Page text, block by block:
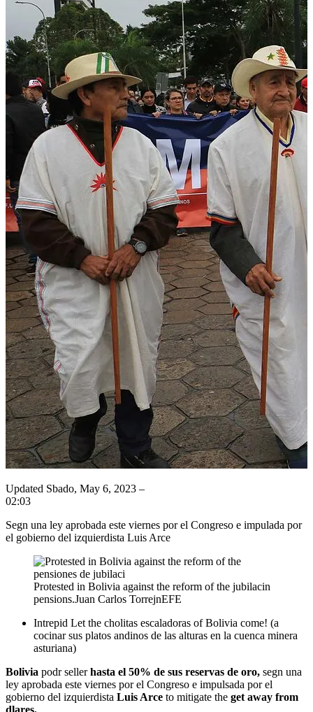
Updated Sbado, May 6, 2023 –
02:03
Segn una ley aprobada este viernes por el Congreso e impulada por
el gobierno del izquierdista Luis Arce
Protested in Bolivia against the reform of the jubilacin
pensions.Juan Carlos TorrejnEFE
Intrepid Let the cholitas escaladoras of Bolivia come! (a
cocinar sus platos andinos de las alturas en la cuenca minera
asturiana)
Bolivia podr sellerhasta el 50% de sus reservas de oro, segn una
ley aprobada este viernes por el Congreso e impulsada por el
gobierno del izquierdista Luis Arce to mitigate the get away from
dlares.